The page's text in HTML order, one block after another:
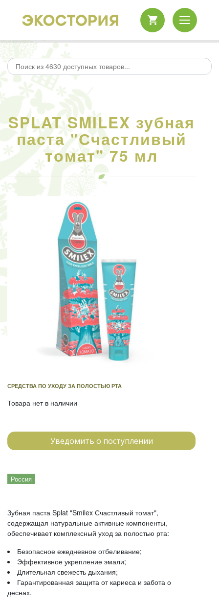
SPLAT SMILEX зубная
паста "Счастливый
томат" 75 мл
СРЕДСТВА ПО УХОДУ ЗА ПОЛОСТЬЮ РТА
Товара нет в наличии
Уведомить о поступлении
Россия
Зубная паста Splat "Smilex Счастливый томат",
содержащая натуральные активные компоненты,
обеспечивает комплексный уход за полостью рта:
Безопасное ежедневное отбеливание;
Эффективное укрепление эмали;
Длительная свежесть дыхания;
Гарантированная защита от кариеса и забота о
деснах.